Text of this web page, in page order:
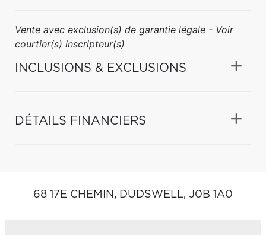
Vente avec exclusion(s) de garantie légale - Voir
courtier(s) inscripteur(s)
INCLUSIONS & EXCLUSIONS
DÉTAILS FINANCIERS
68 17E CHEMIN, DUDSWELL, J0B 1A0